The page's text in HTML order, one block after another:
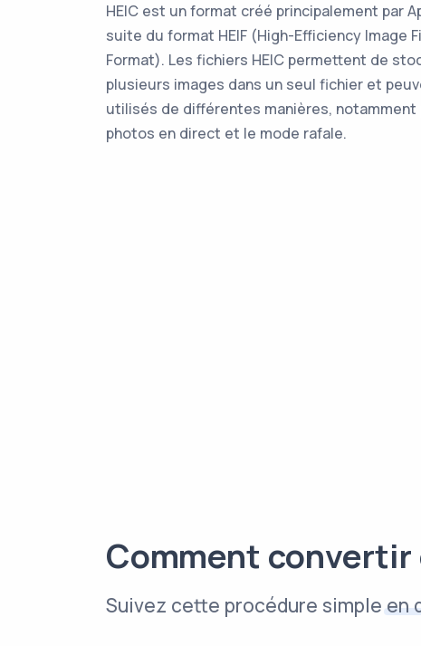
HEIC est un format créé principalement par
suite du format HEIF (High-Efficiency Image
Format). Les fichiers HEIC permettent de
plusieurs images dans un seul fichier et
utilisés de différentes manières, notamment
photos en direct et le mode rafale.
Comment convertir
Suivez cette procédure simpleen